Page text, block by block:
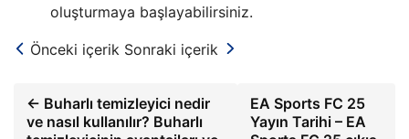
oluşturmaya başlayabilirsiniz.
Önceki içerik Sonraki içerik
← Buharlı temizleyici nedir
ve nasıl kullanılır? Buharlı
EA Sports FC 25
Yayın Tarihi – EA